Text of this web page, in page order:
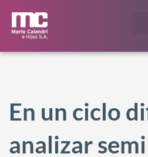
En un ciclo
analizar